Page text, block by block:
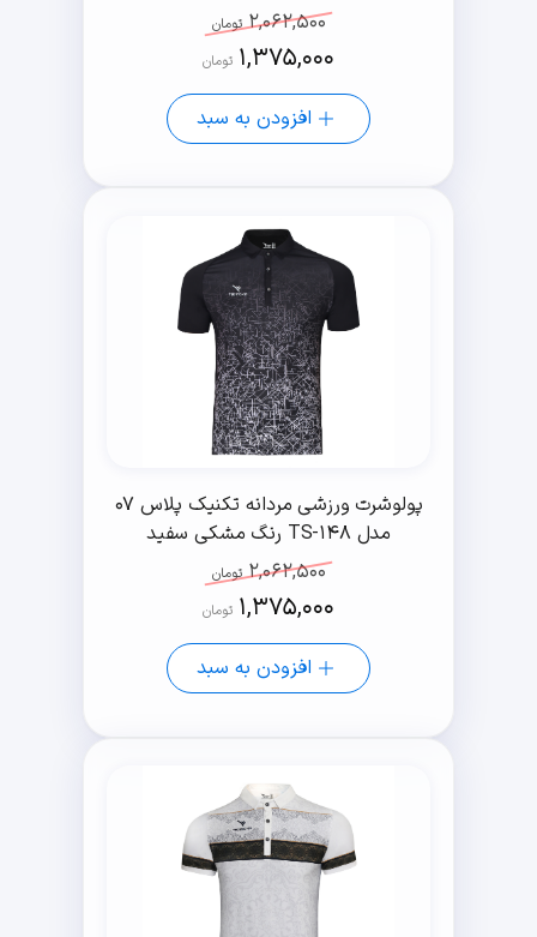
2,062,500 تومان
1,375,000 تومان
افزودن به سبد
پولوشرت ورزشی مردانه تکنیک پلاس 07
مدل TS-148 رنگ مشکی سفید
2,062,500 تومان
1,375,000 تومان
افزودن به سبد